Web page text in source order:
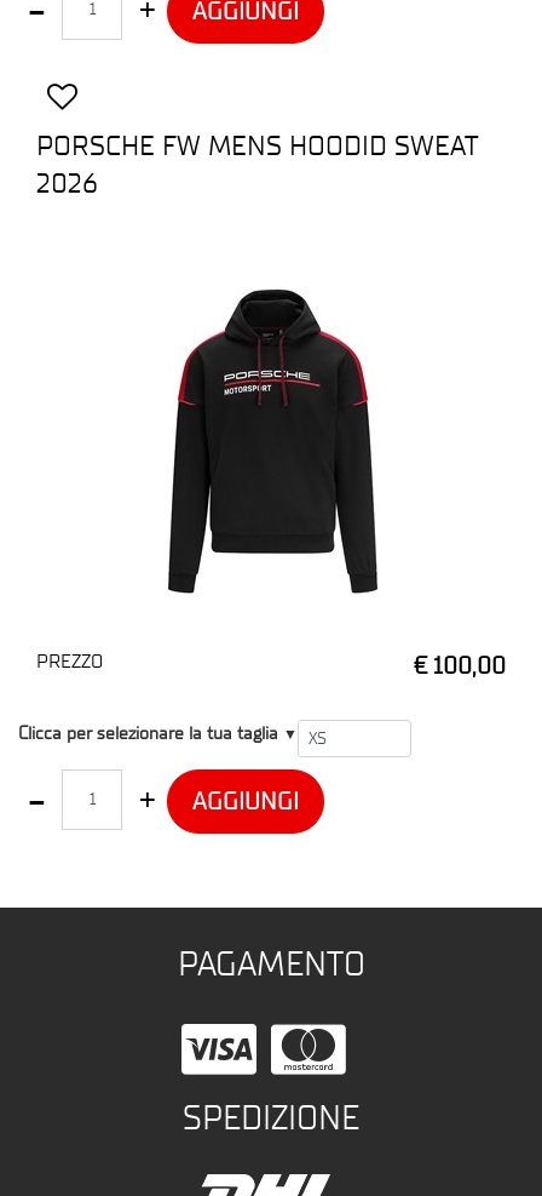
AGGIUNGI
PORSCHE FW MENS HOODID SWEAT
2026
PREZZO € 100,00
T1
Clicca per selezionare la tua taglia ▼
AGGIUNGI
PAGAMENTO
SPEDIZIONE